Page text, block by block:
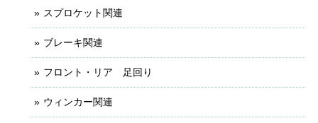
スプロケット関連
ブレーキ関連
フロント・リア 足回り
ウィンカー関連